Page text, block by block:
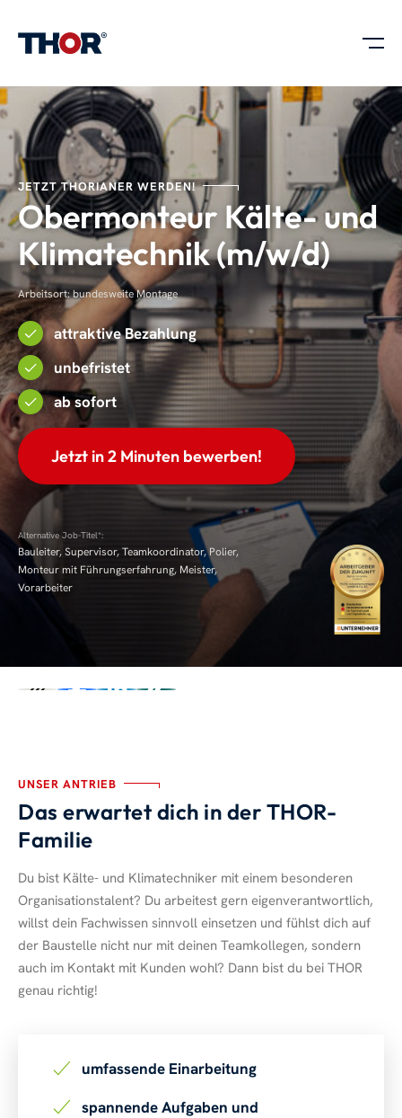
JETZT THORIANER WERDEN!
Obermonteur Kälte- und
Klimatechnik (m/w/d)
Arbeitsort: bundesweite Montage
attraktive Bezahlung
unbefristet
ab sofort
Jetzt in 2 Minuten bewerben!
Alternative Job-Titel*:
Bauleiter, Supervisor, Teamkoordinator, Polier,
Monteur mit Führungserfahrung, Meister,
Vorarbeiter
UNSER ANTRIEB
Das erwartet dich in der THOR-
Familie
Du bist Kälte- und Klimatechniker mit einem besonderen
Organisationstalent? Du arbeitest gern eigenverantwortlich,
willst dein Fachwissen sinnvoll einsetzen und fühlst dich auf
der Baustelle nicht nur mit deinen Teamkollegen, sondern
auch im Kontakt mit Kunden wohl? Dann bist du bei THOR
genau richtig!
umfassende Einarbeitung
spannende Aufgaben und